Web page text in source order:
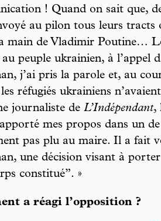
! Quand on sait que,
au pilon tous leurs
main de Vladimir Poutine…
peuple ukrainien, à l’appel
j’ai pris la parole et, au
réfugiés ukrainiens
journaliste de L’Indépendant,
mes propos dans un de
pas plu au maire. Il a fait
une décision visant à
constitué”. »
a réagi l’opposition ?